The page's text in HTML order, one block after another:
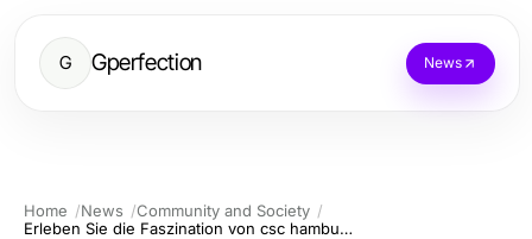
G Gperfection News
Home News
Community and Society
Erleben Sie die Faszination von csc hamburg: Gemeinschaft und Leidenschaft